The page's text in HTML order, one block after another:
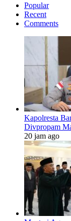
Popular
Recent
Comments
Kapolresta
Divpropam
20 jam ago